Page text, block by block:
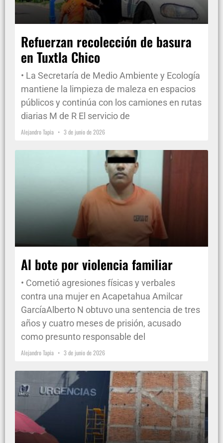
Refuerzan recolección de basura
en Tuxtla Chico
• La Secretaría de Medio Ambiente y Ecología
mantiene la limpieza de maleza en espacios
públicos y continúa con los camiones en rutas
diarias M de R El servicio de
Alejandro Tapia 3 de junio de 2026
Al bote por violencia familiar
• Cometió agresiones físicas y verbales
contra una mujer en Acapetahua Amilcar
GarcíaAlberto N obtuvo una sentencia de tres
años y cuatro meses de prisión, acusado
como presunto responsable del
Alejandro Tapia 3 de junio de 2026